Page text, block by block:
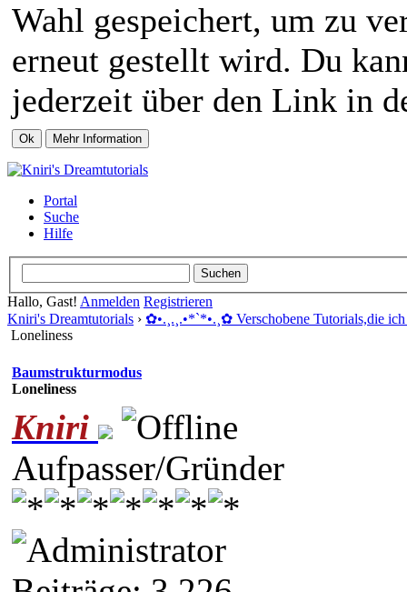
Wahl gespeichert, um zu
erneut gestellt wird. Du
jederzeit über den Link in
Portal
Suche
Hilfe
Hallo, Gast! Anmelden Registrieren
Kniri's Dreamtutorials › ✿ •.¸.¸.•*`*•.¸✿ Verschobene Tutorials,die
Loneliness
Baumstrukturmodus
Loneliness
Kniri
Aufpasser/Gründer